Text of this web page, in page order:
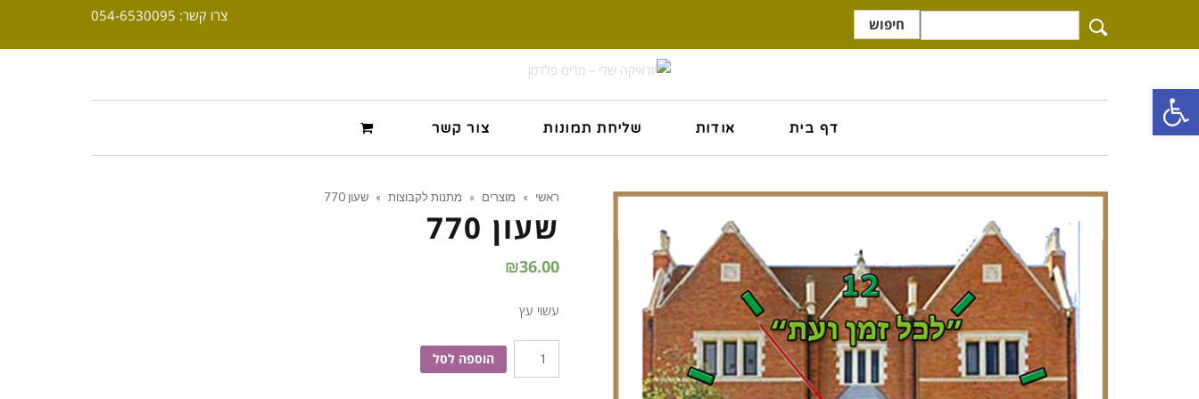
חיפוש
צרו קשר: 054-6530095
דף בית אודות שליחת תמונות צור קשר
ראשי » מוצרים » מתנות לקבוצות » שעון 770
שעון 770
₪36.00
עשוי עץ
כמות
של
הוספה לסל
פתח סרגל נגישות